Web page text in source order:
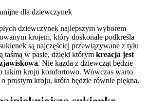
dziewczynek najlepszym wyborem
krojem, który doskonale podkreśla
są najczęściej przewiązywane z tyłu
taśmą w pasie, dzięki którym kreacja jest
. Nie każda z dziewcząt będzie
takim kroju komfortowo. Wówczas warto
prostym kroju, która będzie równie piękna.